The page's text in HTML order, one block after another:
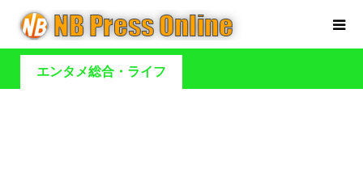
エンタメ総合・ライフ